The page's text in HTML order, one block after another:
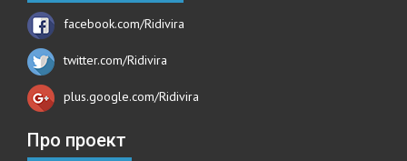
facebook.com/Ridivira
twitter.com/Ridivira
plus.google.com/Ridivira
Про проект